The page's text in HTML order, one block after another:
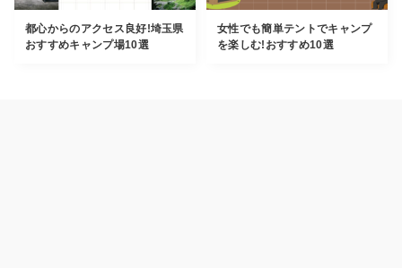
都心からのアクセス良好!埼玉県
おすすめキャンプ場10選
女性でも簡単テントでキャンプ
を楽しむ!おすすめ10選